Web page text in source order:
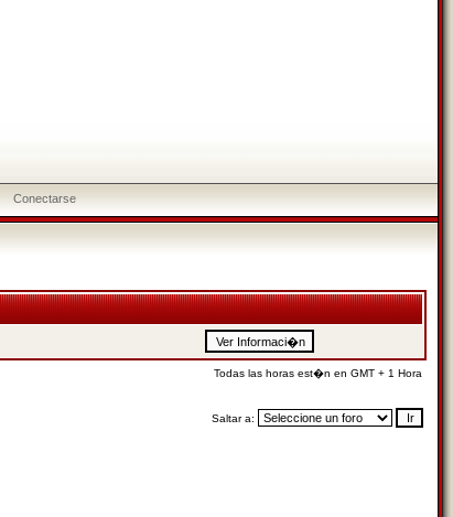
Conectarse
Todas las horas est�n en GMT + 1 Hora
Saltar a: